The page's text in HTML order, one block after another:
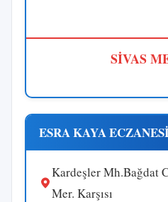
SİVAS
ESRA KAYA
Kardeşler Mh.Bağdat
Mer. Karşısı